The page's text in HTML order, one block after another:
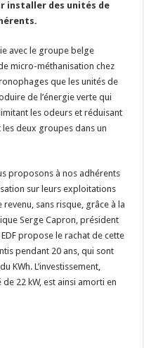
installer des unités de
avec le groupe belge
micro-méthanisation chez
que les unités de
de l’énergie verte qui
les odeurs et réduisant
les deux groupes dans un
proposons à nos adhérents
sur leurs exploitations
sans risque, grâce à la
Serge Capron, président
propose le rachat de cette
pendant 20 ans, qui sont
KWh. L’investissement,
22 kW, est ainsi amorti en